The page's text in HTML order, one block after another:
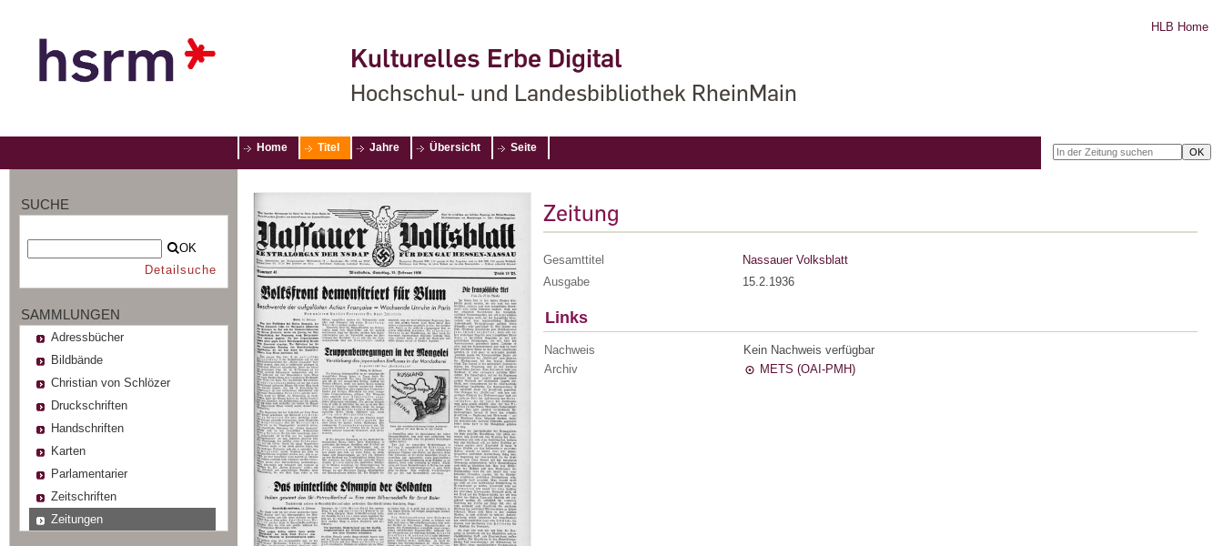
Kulturelles Erbe Digital
Hochschul- und Landesbibliothek RheinMain
HLB Home
Home Titel Jahre Übersicht Seite
SUCHE
OK
Detailsuche
SAMMLUNGEN
Adressbücher
Bildbände
Christian von Schlözer
Druckschriften
Handschriften
Karten
Parlamentarier
Zeitschriften
Zeitungen
Zeitung
Gesamttitel
Nassauer Volksblatt
Ausgabe
15.2.1936
Links
Nachweis
Kein Nachweis verfügbar
Archiv
METS (OAI-PMH)